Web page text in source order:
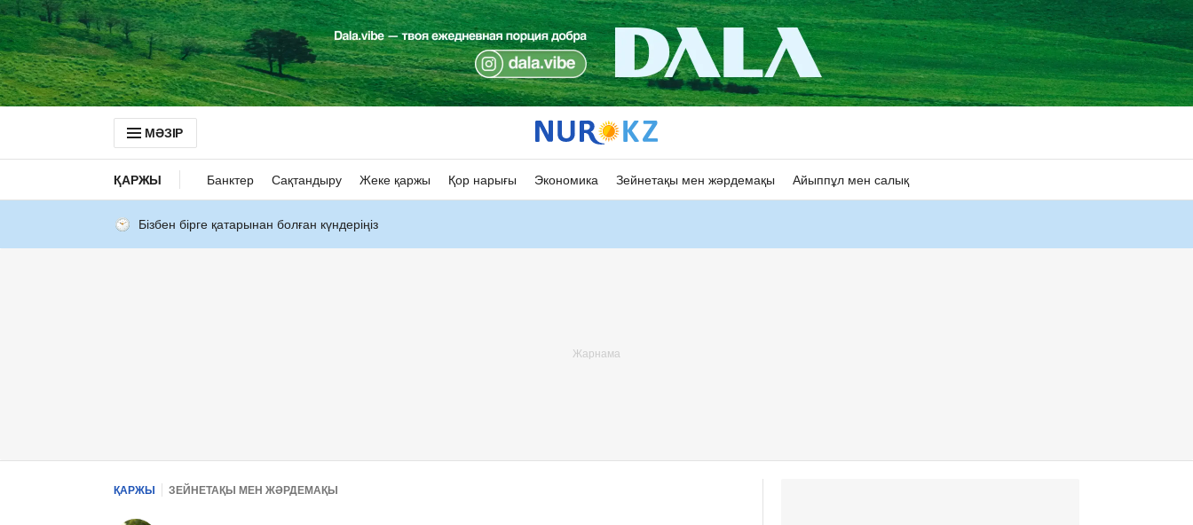
МӘЗІР
ҚАРЖЫ Банктер Сақтандыру Жеке қаржы Қор нарығы Экономика Зейнетақы мен жәрдемақы Айыппұл мен салық
Бізбен бірге қатарынан болған күндеріңіз
ҚАРЖЫ ЗЕЙНЕТАҚЫ МЕН ЖӘРДЕМАҚЫ